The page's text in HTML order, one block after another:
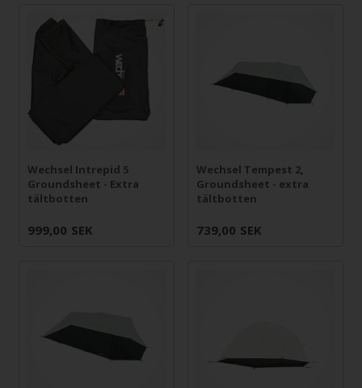
Wechsel Intrepid 5
Groundsheet - Extra
tältbotten
999,00 SEK
Wechsel Tempest 2,
Groundsheet - extra
tältbotten
739,00 SEK